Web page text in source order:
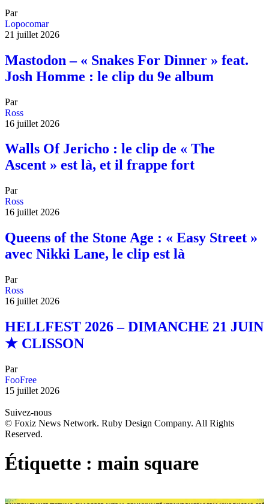
Par
Lopocomar
21 juillet 2026
Mastodon – « Snakes For Dinner » feat.
Josh Homme : le clip du 9e album
Par
Ross
16 juillet 2026
Walls Of Jericho : le clip de « The
Ascent » est là, et il frappe fort
Par
Ross
16 juillet 2026
Queens of the Stone Age : « Easy Street »
avec Nikki Lane, le clip est là
Par
Ross
16 juillet 2026
HELLFEST 2026 – DIMANCHE 21 JUIN
★ CLISSON
Par
FooFree
15 juillet 2026
Suivez-nous
© Foxiz News Network. Ruby Design Company. All Rights
Reserved.
Étiquette : main square